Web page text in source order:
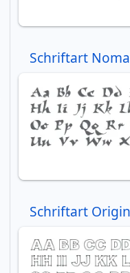
Schriftart
Schriftart